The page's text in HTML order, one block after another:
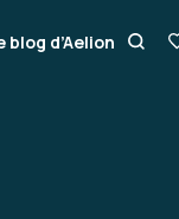
blog d’Aelion